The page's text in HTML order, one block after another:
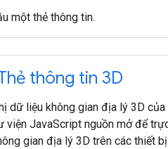
một thẻ thông tin.
thông tin 3D
dữ liệu không gian địa lý 3D
viện JavaScript nguồn mở để
gian địa lý 3D trên các thiết